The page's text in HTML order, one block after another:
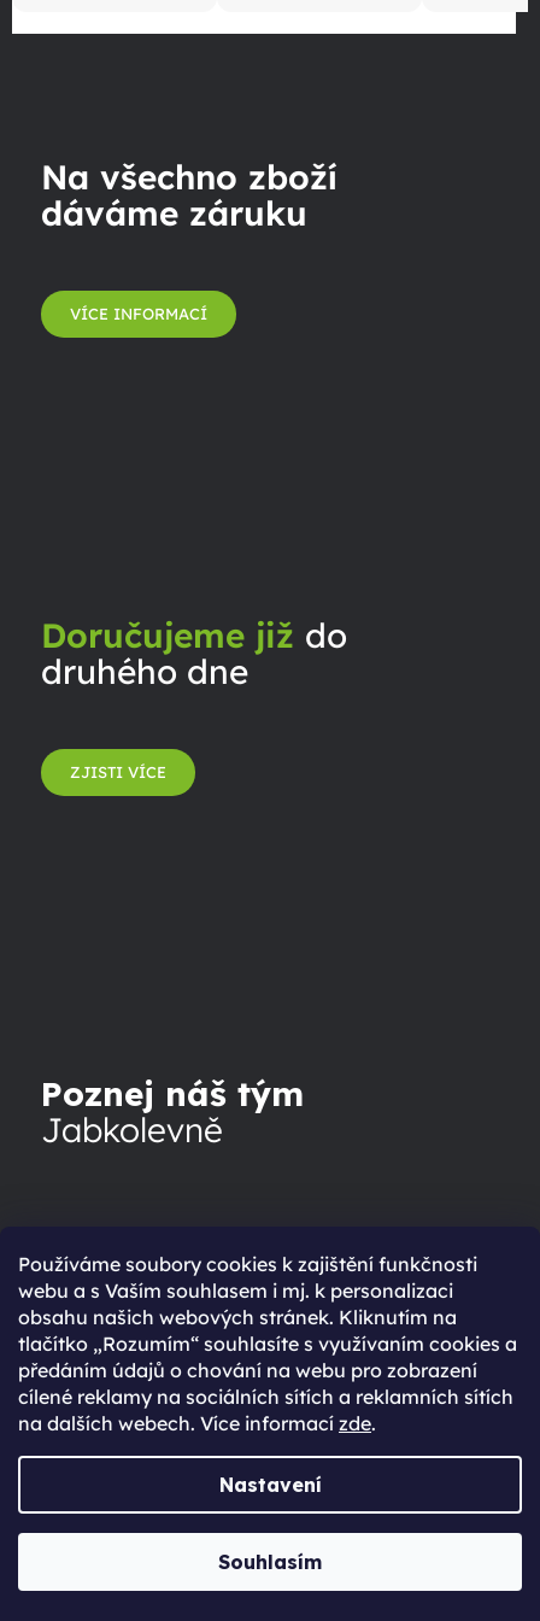
Používáme soubory cookies k zajištění funkčnosti
webu a s Vaším souhlasem i mj. k personalizaci
obsahu našich webových stránek. Kliknutím na
tlačítko „Rozumím“ souhlasíte s využívaním cookies a
předáním údajů o chování na webu pro zobrazení
cílené reklamy na sociálních sítích a reklamních sítích
na dalších webech. Více informací zde.
Nastavení
Souhlasím
Na všechno zboží
dáváme záruku
VÍCE INFORMACÍ
Doručujeme již do
druhého dne
ZJISTI VÍCE
Poznej náš tým
Jabkolevně
POZNAT
Navštiv nás
na prodejně v Praze